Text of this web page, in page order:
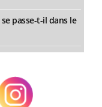
passe-t-il dans le